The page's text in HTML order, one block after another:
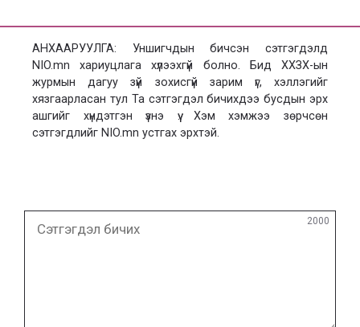
АНХААРУУЛГА: Уншигчдын бичсэн сэтгэгдэлд
NIO.mn хариуцлага хүлээхгүй болно. Бид ХХЗХ-ын
журмын дагуу зүй зохисгүй зарим үг, хэллэгийг
хязгаарласан тул Та сэтгэгдэл бичихдээ бусдын эрх
ашгийг хүндэтгэн үзнэ үү. Хэм хэмжээ зөрчсөн
сэтгэгдлийг NIO.mn устгах эрхтэй.
2000